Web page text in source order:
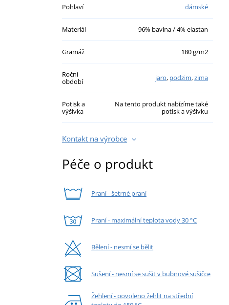
Pohlaví dámské
Materiál 96% bavlna / 4% elastan
Gramáž 180 g/m2
Roční
období
jaro, podzim,zima
Potisk a
výšivka
Na tento produkt nabízíme také
potisk a výšivku
Kontakt na výrobce
Péče o produkt
Praní - šetrné praní
Praní - maximální teplota vody 30 °C
Bělení - nesmí se bělit
Sušení - nesmí se sušit v bubnové sušičce
Žehlení - povoleno žehlit na střední